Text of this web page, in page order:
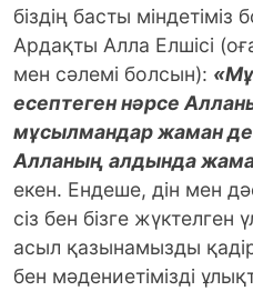
біздің басты міндетіміз
Ардақты Алла Елшісі
мен сәлемі болсын):
есептеген нәрсе
мұсылмандар жаман
Алланың алдында
екен. Ендеше, дін мен
сіз бен бізге жүктелген
асыл қазынамызды
бен мәдениетімізді